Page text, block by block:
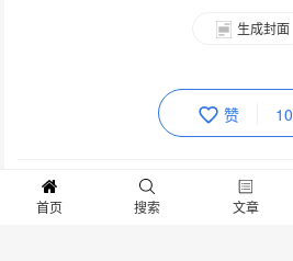
生成封面
赞 10
首页 搜索 文章